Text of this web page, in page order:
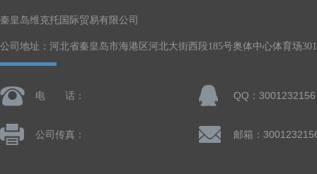
秦皇岛维克托国际贸易有限公司
公司地址：河北省秦皇岛市海港区河北大街西段185号奥体中心体育场
电 话： QQ：3001232156
公司传真： 邮箱：